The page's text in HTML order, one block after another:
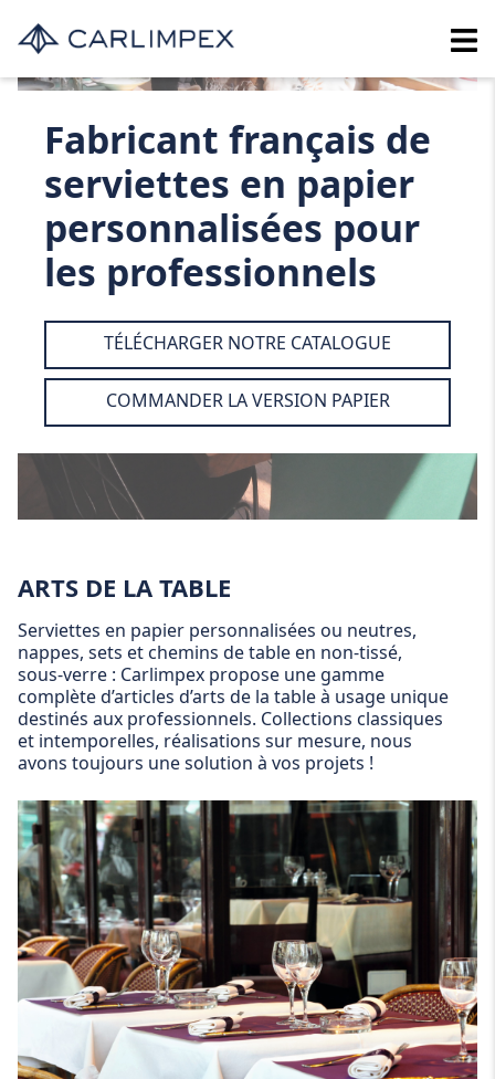
Fabricant français de
serviettes en papier
personnalisées pour
les professionnels
TÉLÉCHARGER NOTRE CATALOGUE
COMMANDER LA VERSION PAPIER
ARTS DE LA TABLE
Serviettes en papier personnalisées ou neutres,
nappes, sets et chemins de table en non-tissé,
sous-verre : Carlimpex propose une gamme
complète d’articles d’arts de la table à usage unique
destinés aux professionnels. Collections classiques
et intemporelles, réalisations sur mesure, nous
avons toujours une solution à vos projets !